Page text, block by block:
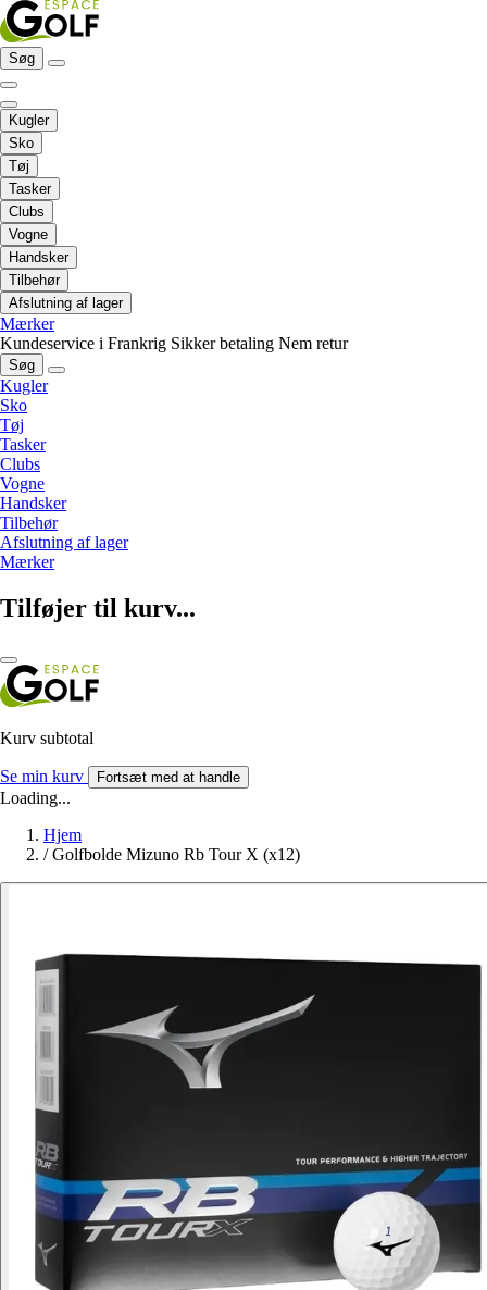
Søg
Kugler
Sko
Tøj
Tasker
Clubs
Vogne
Handsker
Tilbehør
Afslutning af lager
Mærker
Kundeservice i Frankrig Sikker betaling Nem retur
Søg
Kugler
Sko
Tøj
Tasker
Clubs
Vogne
Handsker
Tilbehør
Afslutning af lager
Mærker
Tilføjer til kurv...
Kurv subtotal
Se min kurv Fortsæt med at handle
Loading...
Hjem
/ Golfbolde Mizuno Rb Tour X (x12)